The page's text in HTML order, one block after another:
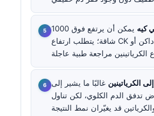
كيه
يمكن أن يرتفع فوق 1000 U/L بعد سباقات
شاقة؛ يتطلب ارتفاع CK المستمر مع بول داكن أو
الكرياتينين غالبًا ما يشير إلى
تدفق الدم الكلوي، لكن تناول